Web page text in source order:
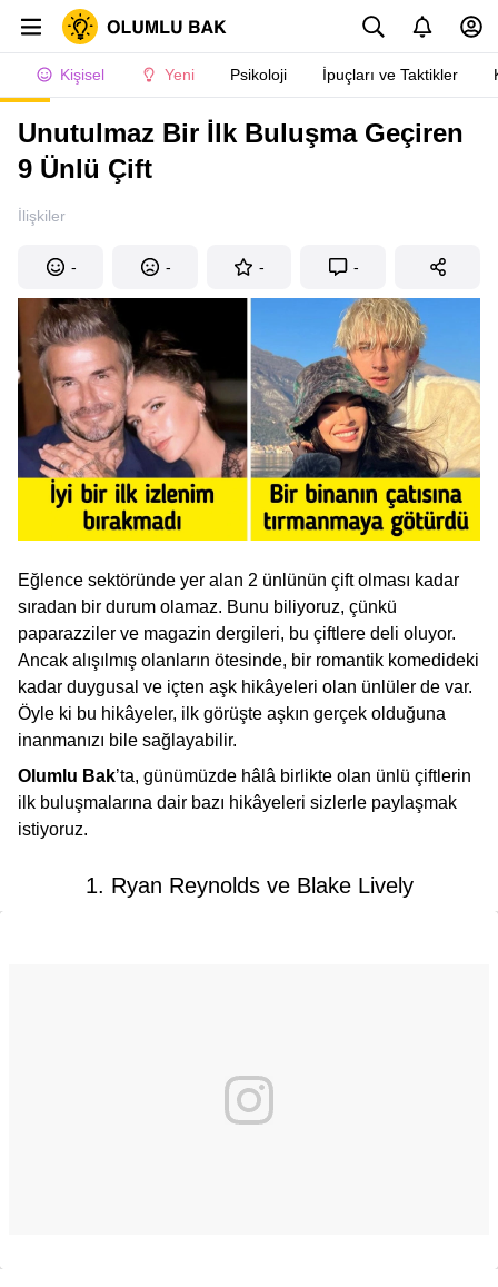
Kişisel Yeni Psikoloji İpuçları ve Taktikler
Unutulmaz Bir İlk Buluşma Geçiren
9 Ünlü Çift
İlişkiler
- - - -
Eğlence sektöründe yer alan 2 ünlünün çift olması kadar
sıradan bir durum olamaz. Bunu biliyoruz, çünkü
paparazziler ve magazin dergileri, bu çiftlere deli oluyor.
Ancak alışılmış olanların ötesinde, bir romantik komedideki
kadar duygusal ve içten aşk hikâyeleri olan ünlüler de var.
Öyle ki bu hikâyeler, ilk görüşte aşkın gerçek olduğuna
inanmanızı bile sağlayabilir.
Olumlu Bak’ta, günümüzde hâlâ birlikte olan ünlü çiftlerin
ilk buluşmalarına dair bazı hikâyeleri sizlerle paylaşmak
istiyoruz.
1. Ryan Reynolds ve Blake Lively